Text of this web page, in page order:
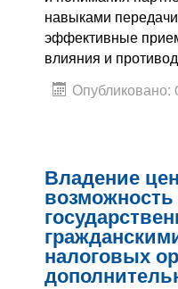
навыками
эффективные
влияния и
Опубликовано:
Владение
налоговых